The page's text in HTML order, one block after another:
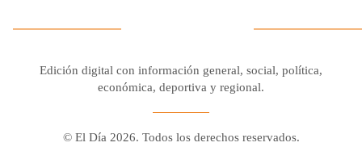
Edición digital con información general, social, política,
económica, deportiva y regional.
© El Día 2026. Todos los derechos reservados.